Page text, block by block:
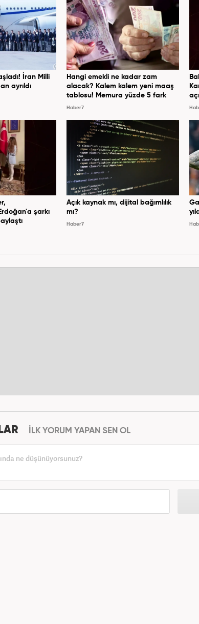
İran Milli
ayrıldı
Hangi emekli ne kadar zam
alacak? Kalem kalem yeni maaş
tablosu! Memura yüzde 5 fark
Haber7
şarkı
Açık kaynak mı, dijital bağımlılık
mı?
Haber7
İLK YORUM YAPAN SEN OL